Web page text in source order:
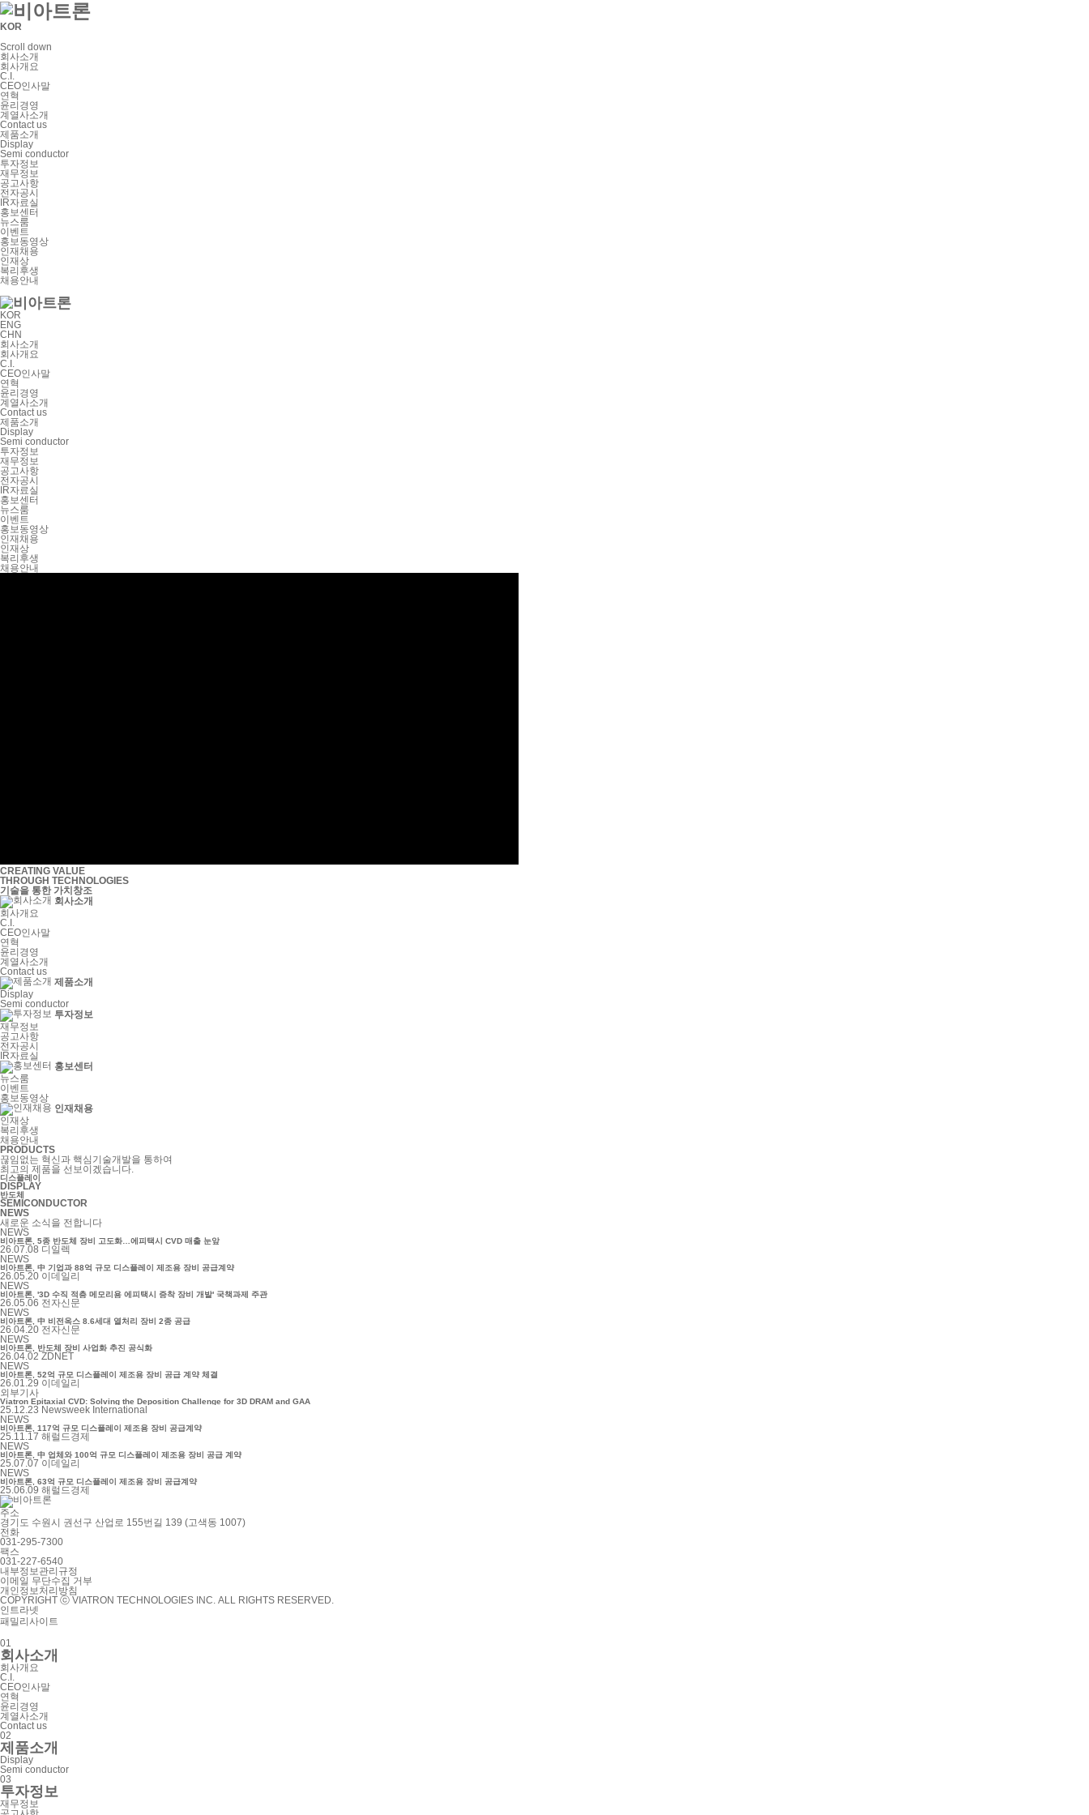
KOR
Scroll down
회사소개
회사개요
C.I.
CEO인사말
연혁
윤리경영
계열사소개
Contact us
제품소개
Display
Semi conductor
투자정보
재무정보
공고사항
전자공시
IR자료실
홍보센터
뉴스룸
이벤트
홍보동영상
인재채용
인재상
복리후생
채용안내
KOR
ENG
CHN
회사소개
회사개요
C.I.
CEO인사말
연혁
윤리경영
계열사소개
Contact us
제품소개
Display
Semi conductor
투자정보
재무정보
공고사항
전자공시
IR자료실
홍보센터
뉴스룸
이벤트
홍보동영상
인재채용
인재상
복리후생
채용안내
CREATING VALUE
THROUGH TECHNOLOGIES
기술을 통한 가치창조
회사소개
회사개요
C.I.
CEO인사말
연혁
윤리경영
계열사소개
Contact us
제품소개
Display
Semi conductor
투자정보
재무정보
공고사항
전자공시
IR자료실
홍보센터
뉴스룸
이벤트
홍보동영상
인재채용
인재상
복리후생
채용안내
PRODUCTS
끊임없는 혁신과 핵심기술개발을 통하여
최고의 제품을 선보이겠습니다.
디스플레이
DISPLAY
반도체
SEMICONDUCTOR
NEWS
새로운 소식을 전합니다
NEWS
비아트론, 5종 반도체 장비 고도화…에피택시 CVD 매출 눈앞
26.07.08 디일렉
NEWS
비아트론, 中 기업과 88억 규모 디스플레이 제조용 장비 공급계약
26.05.20 이데일리
NEWS
비아트론, '3D 수직 적층 메모리용 에피택시 증착 장비 개발' 국책과제 주관
26.05.06 전자신문
NEWS
비아트론, 中 비전옥스 8.6세대 열처리 장비 2종 공급
26.04.20 전자신문
NEWS
비아트론, 반도체 장비 사업화 추진 공식화
26.04.02 ZDNET
NEWS
비아트론, 52억 규모 디스플레이 제조용 장비 공급 계약 체결
26.01.29 이데일리
외부기사
Viatron Epitaxial CVD: Solving the Deposition Challenge for 3D DRAM and GAA
25.12.23 Newsweek International
NEWS
비아트론, 117억 규모 디스플레이 제조용 장비 공급계약
25.11.17 해럴드경제
NEWS
비아트론, 中 업체와 100억 규모 디스플레이 제조용 장비 공급 계약
25.07.07 이데일리
NEWS
비아트론, 63억 규모 디스플레이 제조용 장비 공급계약
25.06.09 해럴드경제
주소
경기도 수원시 권선구 산업로 155번길 139 (고색동 1007)
전화
031-295-7300
팩스
031-227-6540
내부정보관리규정
이메일 무단수집 거부
개인정보처리방침
COPYRIGHT ⓒ VIATRON TECHNOLOGIES INC. ALL RIGHTS RESERVED.
인트라넷
패밀리사이트
01
회 사소개
회 사개 요
C. .
C EO인 사말
연 혁
윤리 경영
계 열 사소개
Contact us
02
제 품소개
Disp ay
Semi conductor
03
투자정보
재 무정보